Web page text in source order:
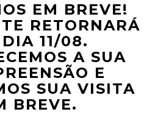
EM BREVE!
RETORNARÁ
11/08.
A SUA
E
SUA VISITA
BREVE.